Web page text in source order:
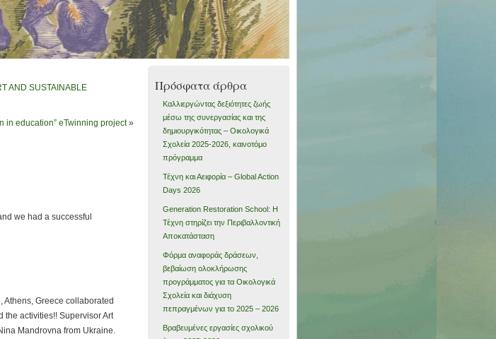
AND SUSTAINABLE
in education” eTwinning project»
we had a successful
Athens, Greece collaborated
the activities!! Supervisor Art
Mandrovna from Ukraine.
Πρόσφατα άρθρα
Καλλιεργώντας δεξιότητες ζωής
μέσω της συνεργασίας και της
δημιουργικότητας – Οικολογικά
Σχολεία 2025-2026, καινοτόμο
πρόγραμμα
Τέχνη και Αειφορία – Global Action
Days 2026
Generation Restoration School: Η
Τέχνη στηρίζει την Περιβαλλοντική
Αποκατάσταση
Φόρμα αναφοράς δράσεων,
βεβαίωση ολοκλήρωσης
προγράμματος για τα Οικολογικά
Σχολεία και διάχυση
πεπραγμένων για το 2025 – 2026
Βραβευμένες εργασίες σχολικού